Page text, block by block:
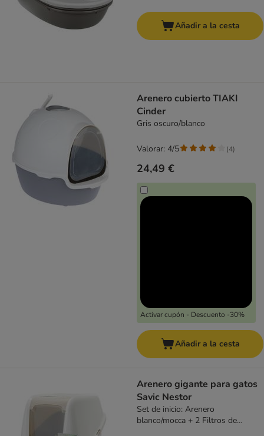
Añadir a la cesta
Arenero cubierto TIAKI
Cinder
Gris oscuro/blanco
24,49 €
Activar cupón - Descuento -30%
Valorar: 4/5 (4)
Añadir a la cesta
Arenero gigante para gatos
Savic Nestor
Set de inicio: Arenero
blanco/mocca + 2 Filtros de